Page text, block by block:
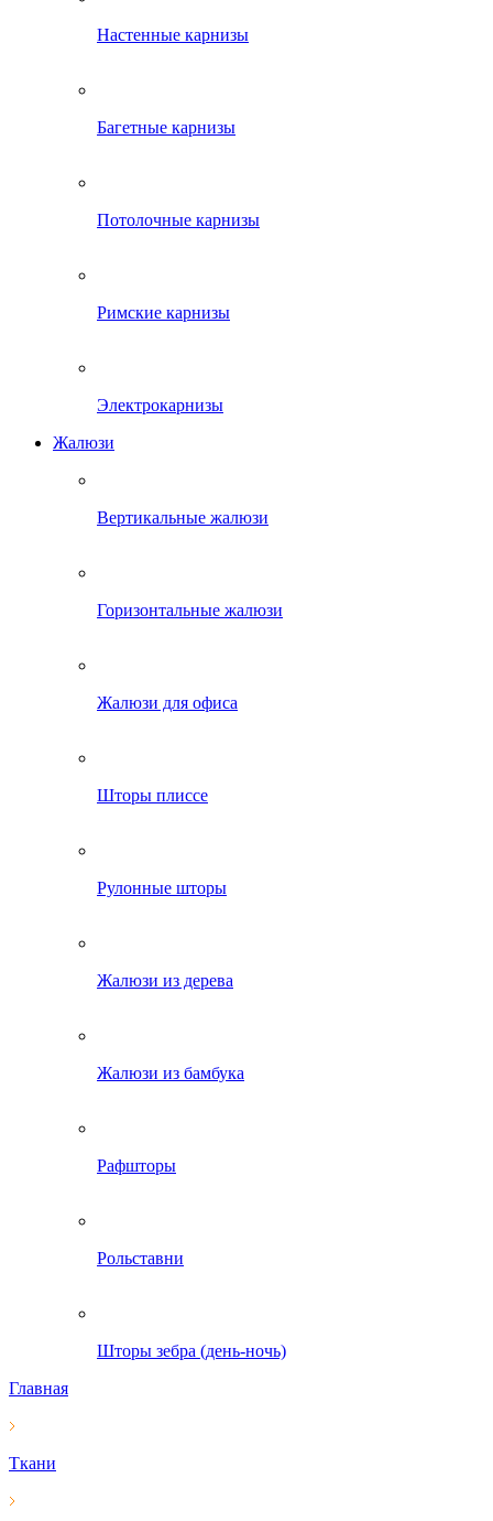
Настенные карнизы
Багетные карнизы
Потолочные карнизы
Римские карнизы
Электрокарнизы
Жалюзи
Вертикальные жалюзи
Горизонтальные жалюзи
Жалюзи для офиса
Шторы плиссе
Рулонные шторы
Жалюзи из дерева
Жалюзи из бамбука
Рафшторы
Рольставни
Шторы зебра (день-ночь)
Главная
Ткани